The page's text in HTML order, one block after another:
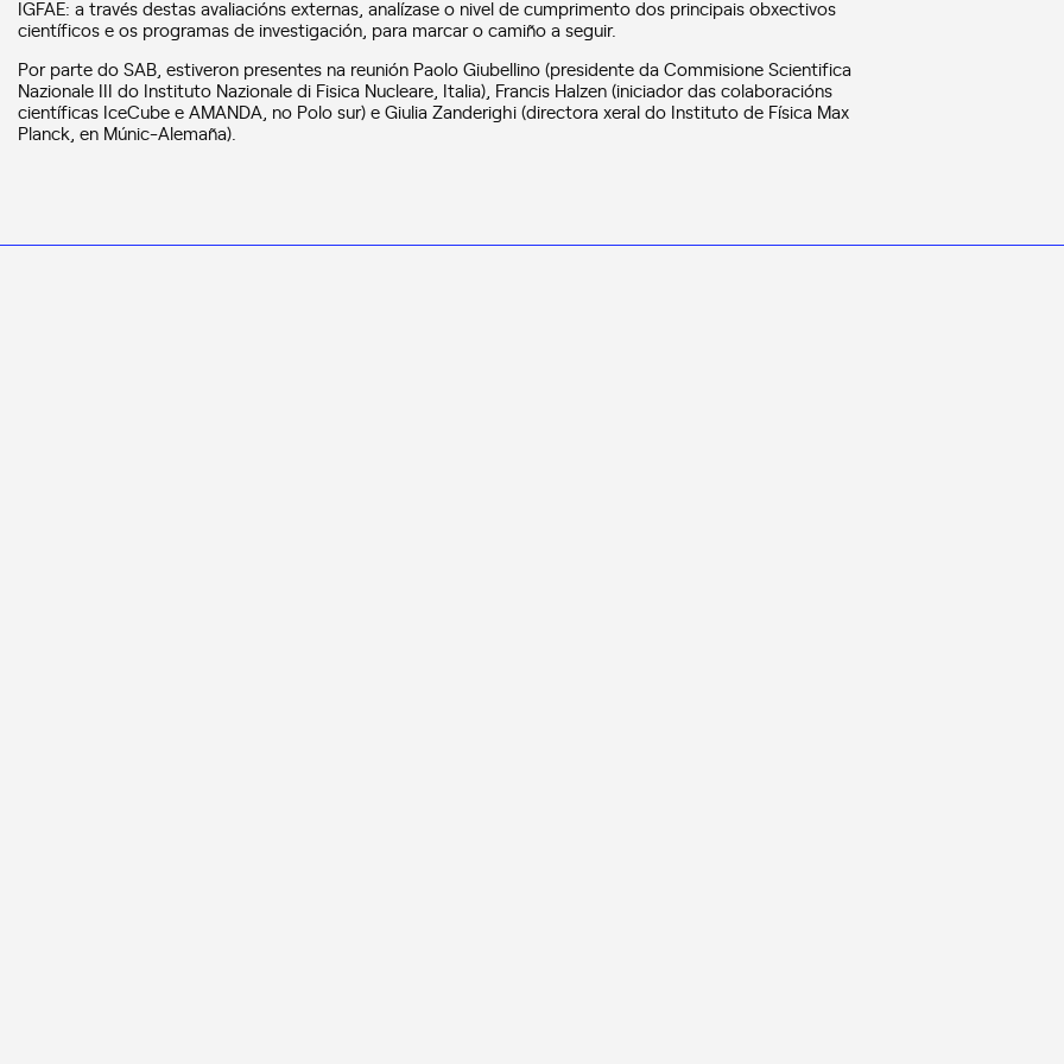
IGFAE: a través destas avaliacións externas, analízase o nivel de cumprimento dos principais obxectivos
científicos e os programas de investigación, para marcar o camiño a seguir.
Por parte do SAB, estiveron presentes na reunión Paolo Giubellino (presidente da Commisione Scientifica
Nazionale III do Instituto Nazionale di Fisica Nucleare, Italia), Francis Halzen (iniciador das colaboracións
científicas IceCube e AMANDA, no Polo sur) e Giulia Zanderighi (directora xeral do Instituto de Física Max
Planck, en Múnic-Alemaña).